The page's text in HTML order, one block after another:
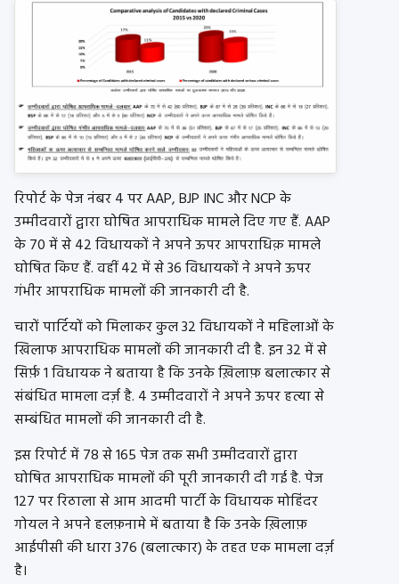
रिपोर्ट के पेज नंबर 4 पर AAP, BJP INC और NCP के
उम्मीदवारों द्वारा घोषित आपराधिक मामले दिए गए हैं. AAP
के 70 में से 42 विधायकों ने अपने ऊपर आपराधिक़ मामले
घोषित किए हैं. वहीं 42 में से 36 विधायकों ने अपने ऊपर
गंभीर आपराधिक मामलों की जानकारी दी है.
चारों पार्टियों को मिलाकर कुल 32 विधायकों ने महिलाओं के
खिलाफ आपराधिक मामलों की जानकारी दी है. इन 32 में से
सिर्फ़ 1 विधायक ने बताया है कि उनके ख़िलाफ़ बलात्कार से
संबंधित मामला दर्ज़ है. 4 उम्मीदवारों ने अपने ऊपर हत्या से
सम्बंधित मामलों की जानकारी दी है.
इस रिपोर्ट में 78 से 165 पेज तक सभी उम्मीदवारों द्वारा
घोषित आपराधिक मामलों की पूरी जानकारी दी गई है. पेज
127 पर रिठाला से आम आदमी पार्टी के विधायक मोहिंदर
गोयल ने अपने हलफ़नामे में बताया है कि उनके ख़िलाफ़
आईपीसी की धारा 376 (बलात्कार) के तहत एक मामला दर्ज़
है।